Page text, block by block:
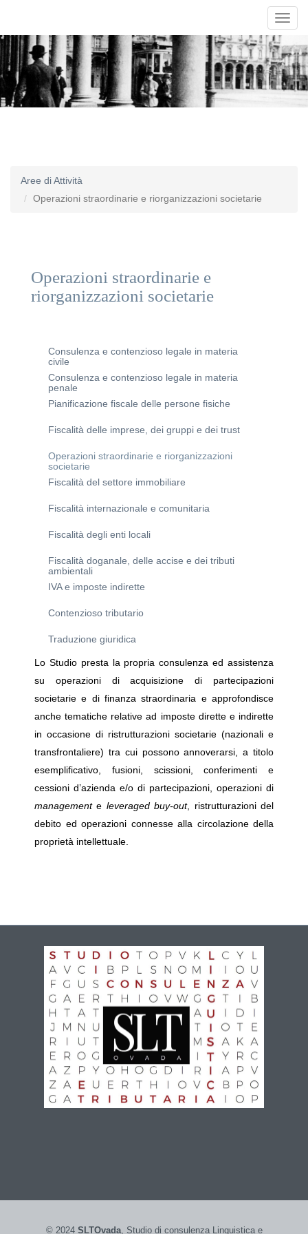
Aree di Attività
Operazioni straordinarie e riorganizzazioni societarie
Operazioni straordinarie e
riorganizzazioni societarie
Consulenza e contenzioso legale in materia
civile
Consulenza e contenzioso legale in materia
penale
Pianificazione fiscale delle persone fisiche
Fiscalità delle imprese, dei gruppi e dei trust
Operazioni straordinarie e riorganizzazioni
societarie
Fiscalità del settore immobiliare
Fiscalità internazionale e comunitaria
Fiscalità degli enti locali
Fiscalità doganale, delle accise e dei tributi
ambientali
IVA e imposte indirette
Contenzioso tributario
Traduzione giuridica
Lo Studio presta la propria consulenza ed assistenza
su operazioni di acquisizione di partecipazioni
societarie e di finanza straordinaria e approfondisce
anche tematiche relative ad imposte dirette e indirette
in occasione di ristrutturazioni societarie (nazionali e
transfrontaliere) tra cui possono annoverarsi, a titolo
esemplificativo, fusioni, scissioni, conferimenti e
cessioni d’azienda e/o di partecipazioni, operazioni di
managemente leveraged buy-out, ristrutturazioni del
debito ed operazioni connesse alla circolazione della
proprietà intellettuale.
© 2024 SLTOvada, Studio di consulenza Linguistica e